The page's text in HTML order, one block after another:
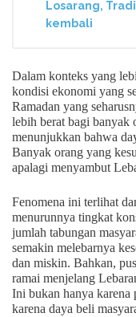
Losarang,
kembali
Dalam konteks yang
kondisi ekonomi yang
Ramadan yang
lebih berat bagi banyak
menunjukkan bahwa
Banyak orang yang
apalagi menyambut
Fenomena ini terlihat
menurunnya tingkat
jumlah tabungan
semakin melebarnya
dan miskin. Bahkan,
ramai menjelang
Ini bukan hanya karena
karena daya beli